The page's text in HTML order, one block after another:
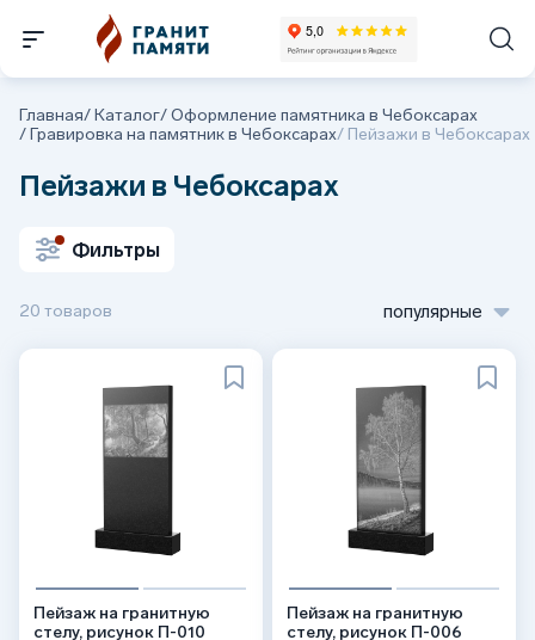
Главная/Каталог/Оформление памятника в Чебоксарах
/Гравировка на памятник в Чебоксарах/ Пейзажи в Чебоксарах
Пейзажи в Чебоксарах
Фильтры
20 товаров популярные
Пейзаж на гранитную
стелу, рисунок П-010
Пейзаж на гранитную
стелу, рисунок П-006